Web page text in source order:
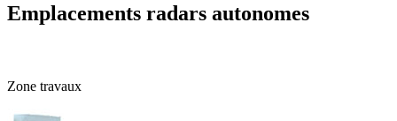
Emplacements radars autonomes
Zone travaux